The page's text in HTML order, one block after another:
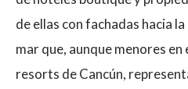
de ellas con fachadas hacia
mar que, aunque menores
resorts de Cancún,